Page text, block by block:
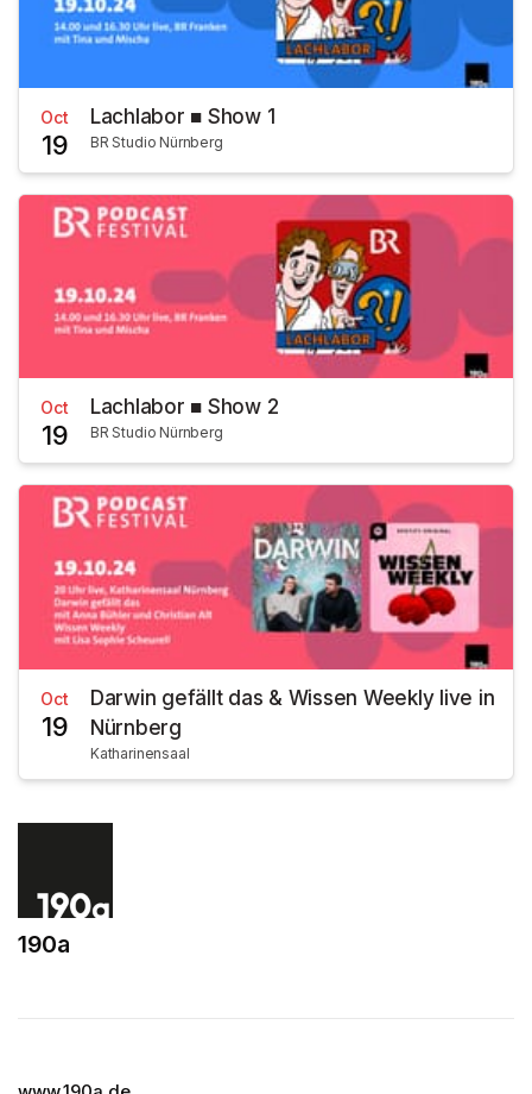
Oct
19
Lachlabor ■ Show 1
BR Studio Nürnberg
Oct
19
Lachlabor ■ Show 2
BR Studio Nürnberg
Oct
19
Darwin gefällt das & Wissen Weekly live in
Nürnberg
Katharinensaal
190a